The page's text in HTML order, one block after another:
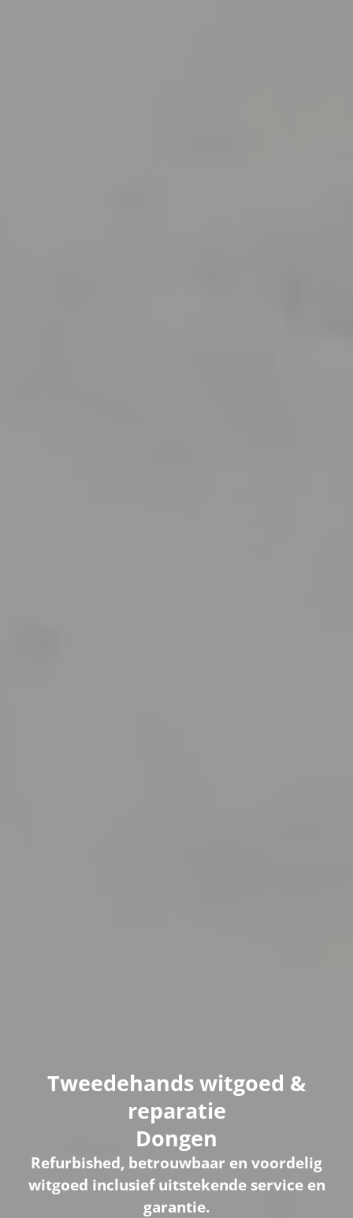
Tweedehands witgoed &
reparatie
Dongen
Refurbished, betrouwbaar en voordelig
witgoed inclusief uitstekende service en
garantie.